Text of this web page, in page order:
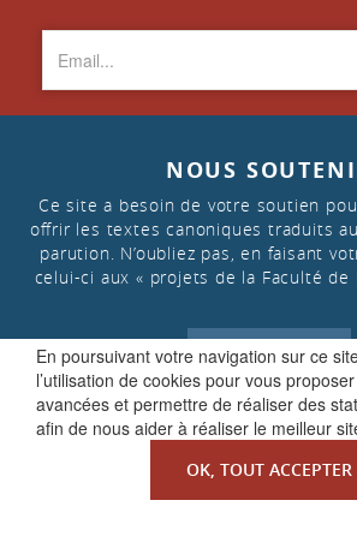
En poursuivant votre navigation sur ce
l’utilisation de cookies pour vous
avancées et permettre de réaliser des
afin de nous aider à réaliser le meilleur
OK, TOUT ACCEPTER
NOUS
Ce site a besoin de votre soutien
offrir les textes canoniques traduits
parution. N’oubliez pas, en faisant
celui-ci aux « projets de la Faculté de
FAIRE UN DON